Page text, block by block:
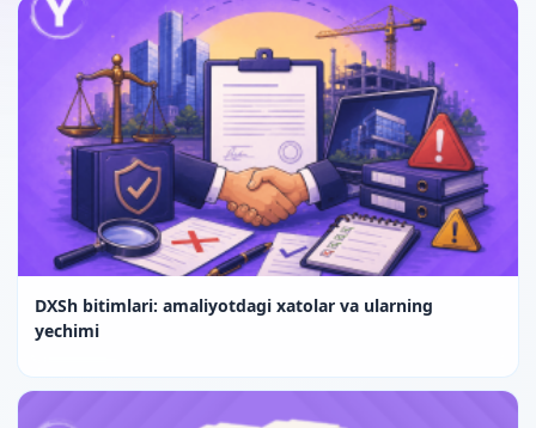
DXSh bitimlari: amaliyotdagi xatolar va ularning
yechimi